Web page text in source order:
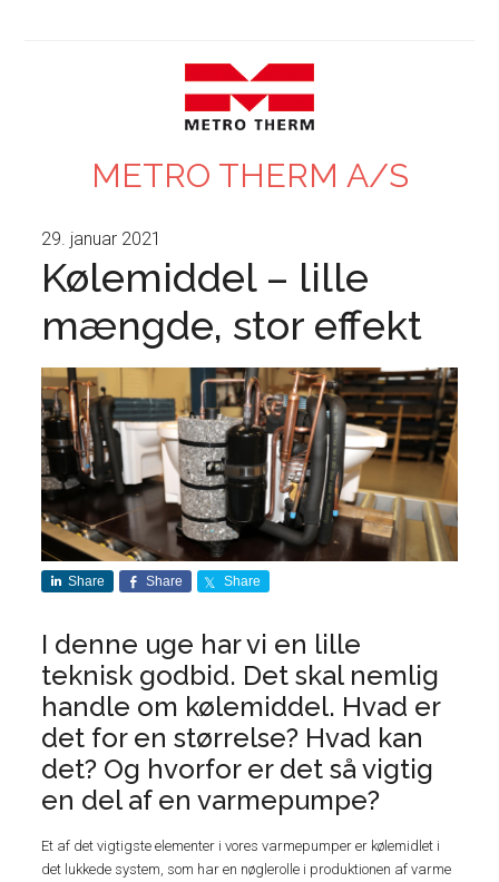
METRO THERM A/S
29. januar 2021
Kølemiddel – lille
mængde, stor effekt
Share Share Share
I denne uge har vi en lille
teknisk godbid. Det skal nemlig
handle om kølemiddel. Hvad er
det for en størrelse? Hvad kan
det? Og hvorfor er det så vigtig
en del af en varmepumpe?
Et af det vigtigste elementer i vores varmepumper er kølemidlet i
det lukkede system, som har en nøglerolle i produktionen af varme